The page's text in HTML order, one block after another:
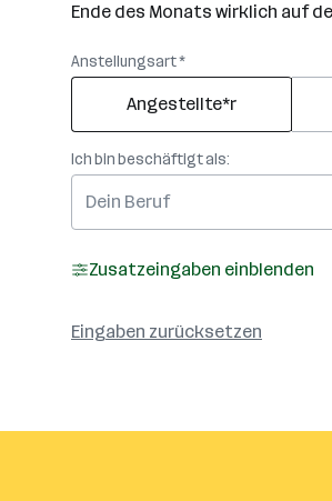
Ende des Monats wirklich auf
Anstellungsart *
Angestellte*r
Ich bin beschäftigt als:
Zusatzeingaben einblenden
Eingaben zurücksetzen